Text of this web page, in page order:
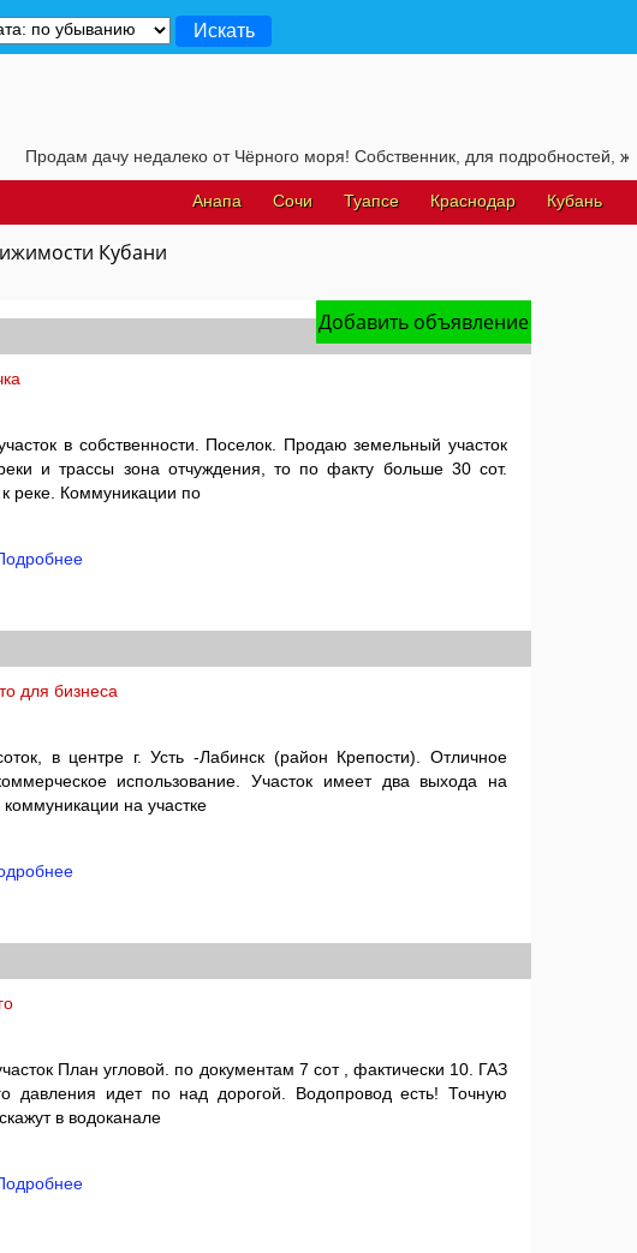
Кубани
Добавить объявление
в собственности. Поселок. Продаю земельный участок
и трассы зона отчуждения, то по факту больше 30 сот.
реке. Коммуникации по
для бизнеса
в центре г. Усть -Лабинск (район Крепости). Отличное
использование. Участок имеет два выхода на
на участке
План угловой. по документам 7 сот , фактически 10. ГАЗ
давления идет по над дорогой. Водопровод есть! Точную
в водоканале
Кубань
Краснодар
Туапсе
Сочи
Анапа
недалеко от Чёрного моря! Собственник, для подробностей, жмите на эту